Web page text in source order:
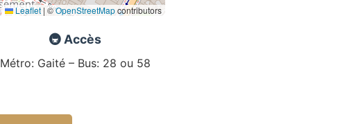
Leaflet | ©OpenStreetMapcontributors
🚇 Accès
Métro: Gaité – Bus: 28 ou 58